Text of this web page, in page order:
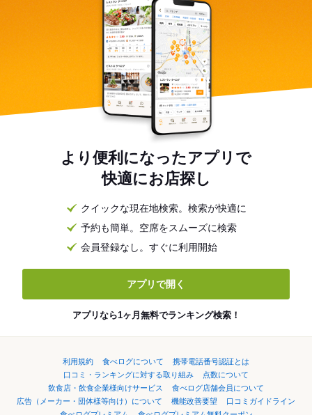
より便利になったアプリで
快適にお店探し
クイックな現在地検索。検索が快適に
予約も簡単。空席をスムーズに検索
会員登録なし。すぐに利用開始
アプリで開く
アプリなら1ヶ月無料でランキング検索！
利用規約 食べログについて
携帯電話番号認証とは
口コミ・ランキングに対する取り組み
点数について
飲食店・飲食企業様向けサービス
食べログ店舗会員について
広告（メーカー・団体様等向け）について
機能改善要望
口コミガイドライン